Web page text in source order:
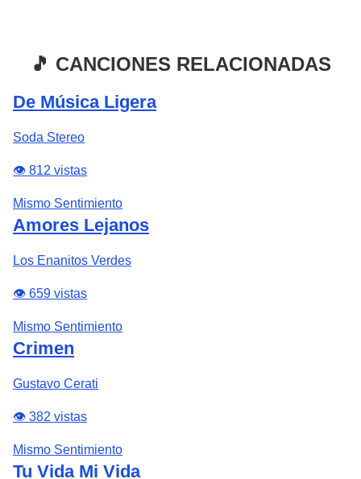
🎵 CANCIONES RELACIONADAS
De Música Ligera
Soda Stereo
👁️ 812 vistas
Mismo Sentimiento
Amores Lejanos
Los Enanitos Verdes
👁️ 659 vistas
Mismo Sentimiento
Crimen
Gustavo Cerati
👁️ 382 vistas
Mismo Sentimiento
Tu Vida Mi Vida